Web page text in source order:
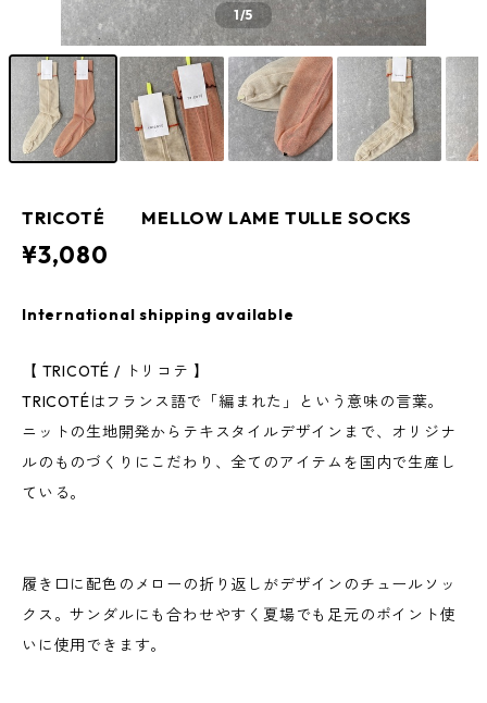
1/5
TRICOTÉ MELLOW LAME TULLE SOCKS
¥3,080
International shipping available
【 TRICOTÉ / トリコテ 】
TRICOTÉはフランス語で「編まれた」という意味の言葉。
ニットの生地開発からテキスタイルデザインまで、オリジナ
ルのものづくりにこだわり、全てのアイテムを国内で生産し
ている。
履き口に配色のメローの折り返しがデザインのチュールソッ
クス。サンダルにも合わせやすく夏場でも足元のポイント使
いに使用できます。